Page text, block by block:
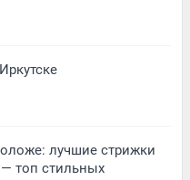
лучшие стрижки
топ стильных